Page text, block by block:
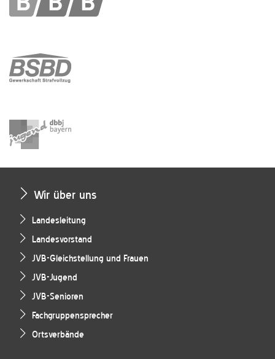
Wir über uns
Landesleitung
Landesvorstand
JVB-Gleichstellung und Frauen
JVB-Jugend
JVB-Senioren
Fachgruppensprecher
Ortsverbände